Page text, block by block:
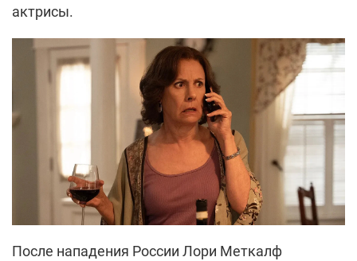
актрисы.
После нападения России Лори Меткалф